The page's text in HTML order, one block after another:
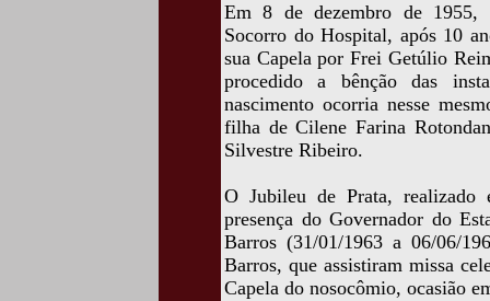
Em 8 de dezembro de 1955,
Socorro do Hospital, após 10
sua Capela por Frei Getúlio
procedido a bênção das
nascimento ocorria nesse
filha de Cilene Farina
Silvestre Ribeiro.
O Jubileu de Prata,
presença do Governador do
Barros (31/01/1963 a 06/06/
Barros, que assistiram missa
Capela do nosocômio, ocasião